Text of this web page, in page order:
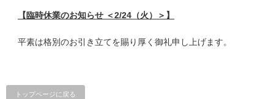
【臨時休業のお知らせ ＜2/24（火）＞】
平素は格別のお引き立てを賜り厚く御礼申し上げます。
トップページに戻る